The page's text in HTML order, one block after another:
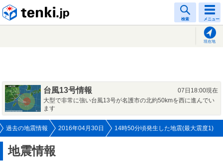
検索 メニュー
現在地
台風13号情報
07日18:00現在
大型で非常に強い台風13号が名護市の北約50kmを西に進んでい
ます
過去の地震情報 2016年04月30日 14時50分頃発生した地震(最大震度1)
地震情報